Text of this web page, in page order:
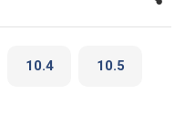
10.4 10.5